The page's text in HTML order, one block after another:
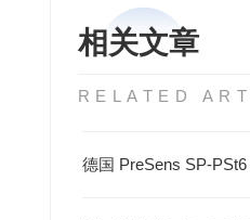
相关文章
RELATED